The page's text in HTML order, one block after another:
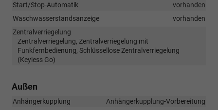
Start/Stop-Automatik
vorhanden
Waschwasserstandsanzeige
vorhanden
Zentralverriegelung
Zentralverriegelung, Zentralverriegelung mit
Funkfernbedienung, Schlüssellose Zentralverriegelung
(Keyless Go)
Außen
Anhängerkupplung
Anhängerkupplung-Vorbereitung